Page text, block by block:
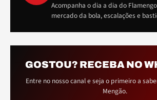
Acompanha o dia a dia do
mercado da bola, escalações e
GOSTOU? RECEBA NO
Entre no nosso canal e seja o primeiro a
Mengão.